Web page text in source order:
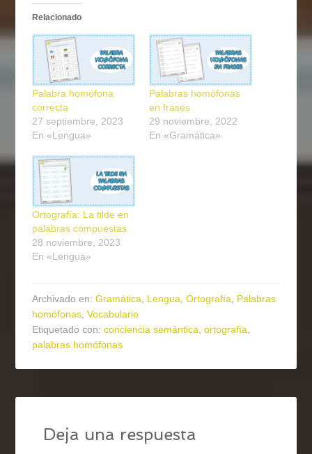
Relacionado
Palabra homófona
correcta
27 septiembre, 2023
En «Lengua»
Palabras homófonas
en frases
29 noviembre, 2022
En «Gramática»
Ortografía: La tilde en
palabras compuestas
28 noviembre, 2023
En «Lengua»
Archivado en:Gramática, Lengua,Ortografía, Palabras
homófonas,Vocabulario
Etiquetado con:conciencia semántica,ortografía,
palabras homófonas
Deja una respuesta